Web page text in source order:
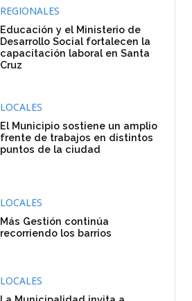
REGIONALES
Educación y el Ministerio de
Desarrollo Social fortalecen la
capacitación laboral en Santa
Cruz
LOCALES
El Municipio sostiene un amplio
frente de trabajos en distintos
puntos de la ciudad
LOCALES
Más Gestión continúa
recorriendo los barrios
LOCALES